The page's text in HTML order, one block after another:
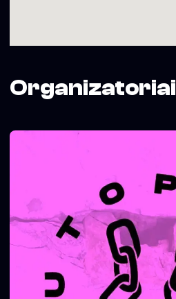
Organizatoriai